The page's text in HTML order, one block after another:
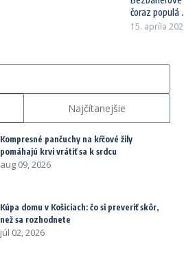
čoraz populá
15. apríla
Najčítanejšie
Kompresné pančuchy na kŕčové žily
pomáhajú krvi vrátiť sa k srdcu
aug 09, 2026
Kúpa domu v Košiciach: čo si preveriť skôr,
než sa rozhodnete
júl 02, 2026